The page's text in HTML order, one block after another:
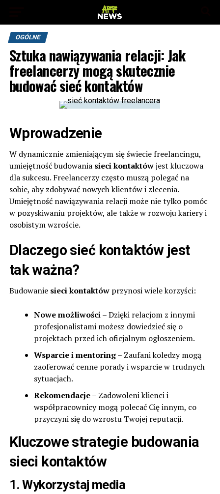
OGÓLNE
Sztuka nawiązywania relacji: Jak
freelancerzy mogą skutecznie
budować sieć kontaktów
Wprowadzenie
W dynamicznie zmieniającym się świecie freelancingu,
umiejętność budowania sieci kontaktówjest kluczowa
dla sukcesu. Freelancerzy często muszą polegać na
sobie, aby zdobywać nowych klientów i zlecenia.
Umiejętność nawiązywania relacji może nie tylko pomóc
w pozyskiwaniu projektów, ale także w rozwoju kariery i
osobistym wzroście.
Dlaczego sieć kontaktów jest
tak ważna?
Budowanie sieci kontaktówprzynosi wiele korzyści:
Nowe możliwości– Dzięki relacjom z innymi
profesjonalistami możesz dowiedzieć się o
projektach przed ich oficjalnym ogłoszeniem.
Wsparcie i mentoring– Zaufani koledzy mogą
zaoferować cenne porady i wsparcie w trudnych
sytuacjach.
Rekomendacje– Zadowoleni klienci i
współpracownicy mogą polecać Cię innym, co
przyczyni się do wzrostu Twojej reputacji.
Kluczowe strategie budowania
sieci kontaktów
1. Wykorzystaj media